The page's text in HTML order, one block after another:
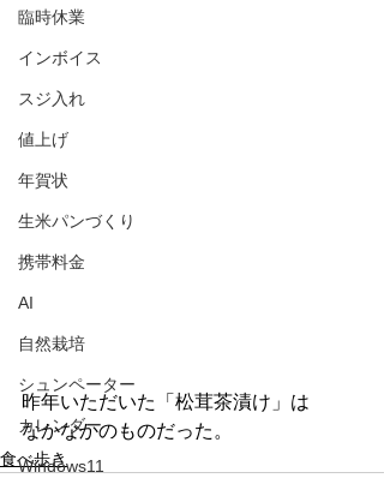
臨時休業
インボイス
スジ入れ
値上げ
年賀状
生米パンづくり
携帯料金
AI
自然栽培
シュンペーター
カレンダー
Windows11
昨年いただいた「松茸茶漬け」は
なかなかのものだった。
食べ歩き